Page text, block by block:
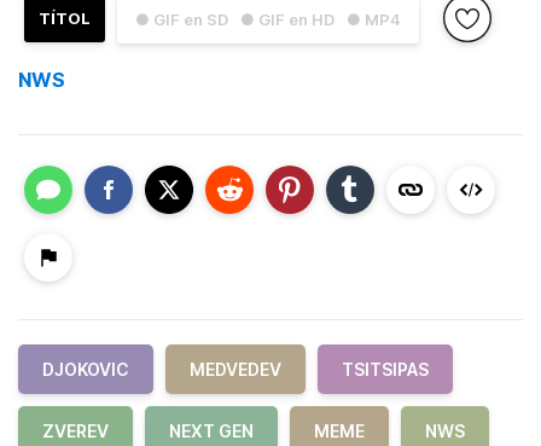
● GIF en SD ● GIF en HD ● MP4
TÍTOL
NWS
DJOKOVIC MEDVEDEV TSITSIPAS
ZVEREV NEXT GEN MEME NWS